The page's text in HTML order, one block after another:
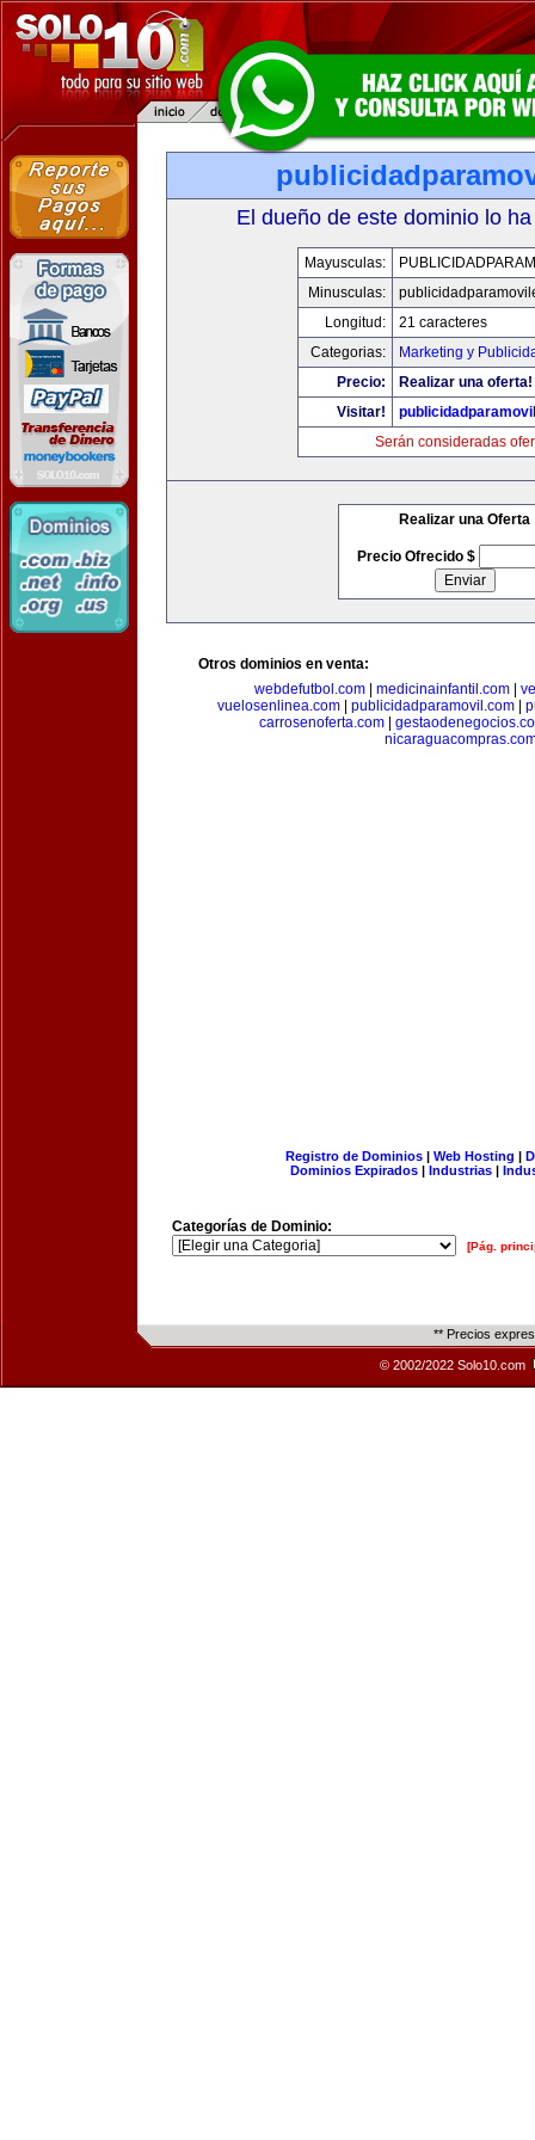
El dueño de este dominio lo
Mayusculas:
Minusculas:
Longitud:
21 caracteres
Categorias:
Marketing y
Precio:
Realizar una oferta!
Visitar!
Serán consideradas
Realizar una Oferta
Precio Ofrecido $
Otros dominios en venta:
webdefutbol.com| medicinainfantil.com|
vuelosenlinea.com
publicidadparamovil.com
carrosenoferta.com
Registro de Dominios| Web Hosting |
Dominios Expirados | Industrias |
Categorías de Dominio:
[Pág.
** Precios
© 2002/2022 Solo10.com